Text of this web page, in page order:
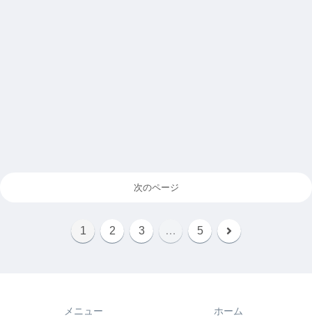
次のページ
1 2 3 … 5
次
メニュー ホーム